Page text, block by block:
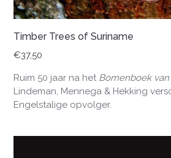
Timber Trees of Suriname
€37,50
Ruim 50 jaar na het Bomenboek
Lindeman, Mennega & Hekking
Engelstalige opvolger.